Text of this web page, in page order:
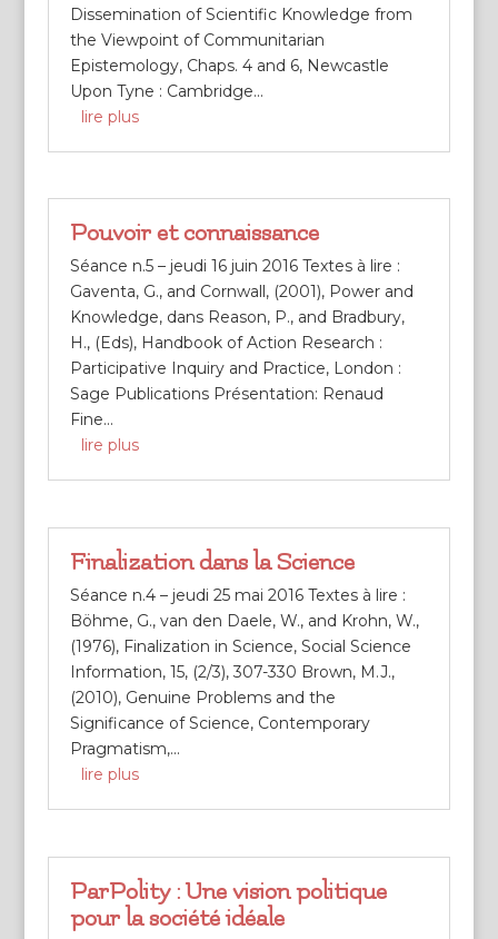
Dissemination of Scientific Knowledge from
the Viewpoint of Communitarian
Epistemology, Chaps. 4 and 6, Newcastle
Upon Tyne : Cambridge...
lire plus
Pouvoir et connaissance
Séance n.5 – jeudi 16 juin 2016 Textes à lire :
Gaventa, G., and Cornwall, (2001), Power and
Knowledge, dans Reason, P., and Bradbury,
H., (Eds), Handbook of Action Research :
Participative Inquiry and Practice, London :
Sage Publications Présentation: Renaud
Fine...
lire plus
Finalization dans la Science
Séance n.4 – jeudi 25 mai 2016 Textes à lire :
Böhme, G., van den Daele, W., and Krohn, W.,
(1976), Finalization in Science, Social Science
Information, 15, (2/3), 307-330 Brown, M.J.,
(2010), Genuine Problems and the
Significance of Science, Contemporary
Pragmatism,...
lire plus
ParPolity : Une vision politique
pour la société idéale